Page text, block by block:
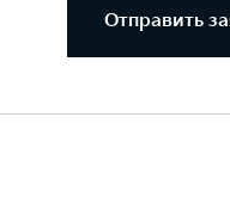
Отправить